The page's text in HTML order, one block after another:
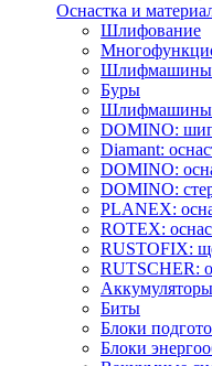
Оснастка и
Шлифование
Шлифмашины
Буры
Шлифмашины
DOMINO:
Diamant:
DOMINO:
DOMINO:
PLANEX:
ROTEX:
RUSTOFIX:
RUTSCHER:
Аккумуляторы
Биты
Блоки
Блоки